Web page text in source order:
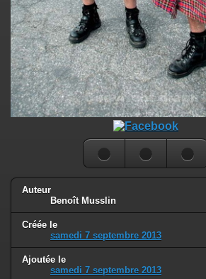
Auteur
Benoît Musslin
Créée le
samedi 7 septembre 2013
Ajoutée le
samedi 7 septembre 2013